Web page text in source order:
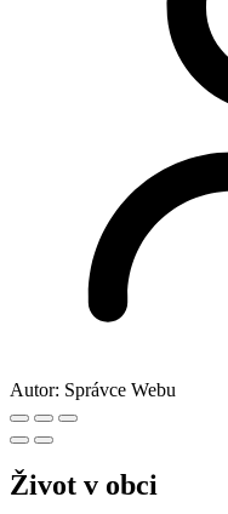
Autor: Správce Webu
Život v obci